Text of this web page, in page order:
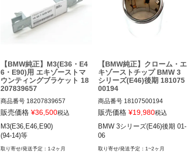
【BMW純正】M3(E36・E4
6・E90)用 エキゾーストマ
ウンティングブラケット 18
207839657
商品番号 18207839657
18207839657
販売価格 ¥36,500税込
M3(E36,E46,E90)
(94-14)等
1-2ヶ月
【BMW純正】クローム・エ
キゾーストチップ BMW 3
シリーズ(E46)後期 181075
00194
商品番号 18107500194
販売価格 ¥19,980税込
BMW 3シリーズ(E46)後期 01-
06
1~2ヶ月